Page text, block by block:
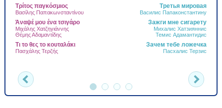
Τρίτος παγκόσμιος Третья мировая
Βασίλης Παπακωνσταντίνου Василис Папаконстантину
Άναψέ μου ένα τσιγάρο Зажги мне сигарету
Μιχάλης Χατζηγιάννης
Михалис Хатзияннис
Θέμης Αδαμαντίδης
Темис Адамантидис
Τι το θες το κουταλάκι Зачем тебе ложечка
Πασχάλης Τερζής Пасхалис Терзис